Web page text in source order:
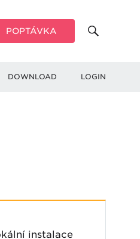
POPTÁVKA
LOGIN
DOWNLOAD
instalace